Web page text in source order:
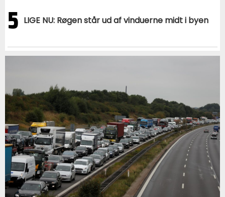
5 LIGE NU: Røgen står ud af vinduerne midt i byen